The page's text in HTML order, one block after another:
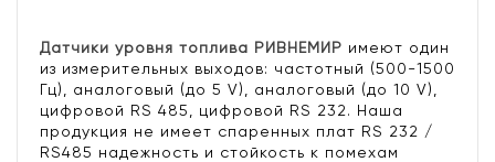
Датчики уровня топлива РИВНЕМИР имеют один
из измерительных выходов: частотный (500-1500
Гц), аналоговый (до 5 V), аналоговый (до 10 V),
цифровой RS 485, цифровой RS 232. Наша
продукция не имеет спаренных плат RS 232 /
RS485 надежность и стойкость к помехам